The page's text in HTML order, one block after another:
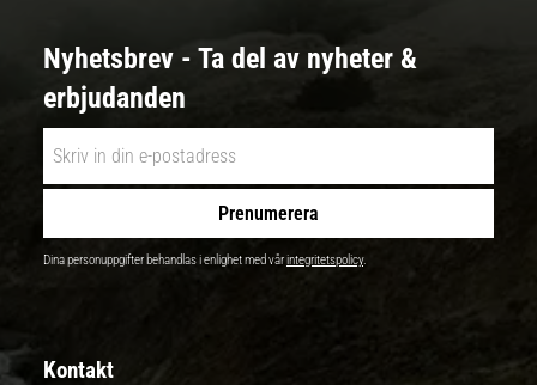
Nyhetsbrev - Ta del av nyheter &
erbjudanden
Prenumerera
Dina personuppgifter behandlas i enlighet med vårintegritetspolicy.
Kontakt